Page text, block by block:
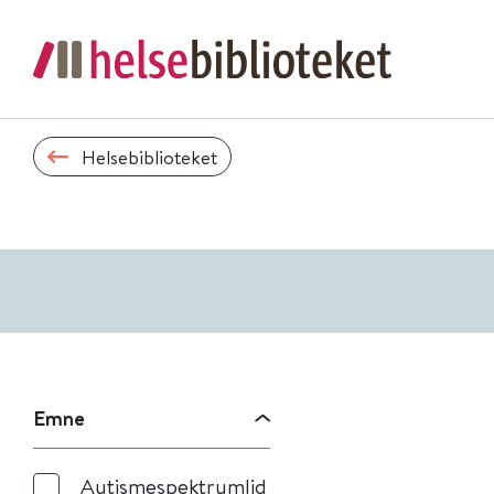
Helsebiblioteket
Emne
Autismespektrumlid